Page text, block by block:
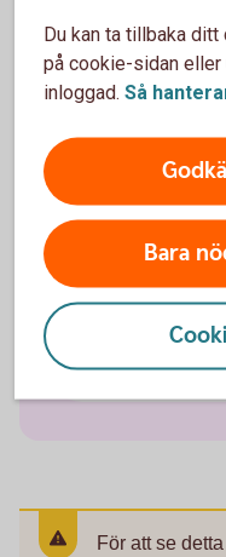
För att se
Du kan ta tillbaka
på cookie-sidan eller
inloggad. Så
Bara